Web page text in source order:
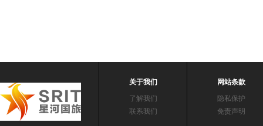
关于我们
了解我们
联系我们
网站条款
隐私保护
免责声明